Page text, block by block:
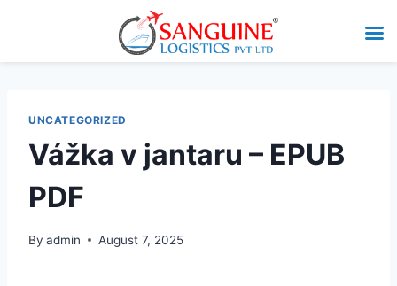
UNCATEGORIZED
Vážka v jantaru – EPUB
PDF
By admin August 7, 2025